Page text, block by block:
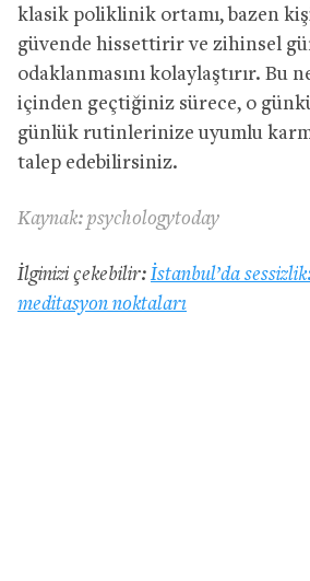
klasik poliklinik ortamı, bazen
güvende hissettirir ve zihinsel
odaklanmasını kolaylaştırır. Bu
içinden geçtiğiniz sürece, o
günlük rutinlerinize uyumlu
talep edebilirsiniz.
Kaynak: psychologytoday
İlginizi çekebilir: İstanbul’da
meditasyon noktaları